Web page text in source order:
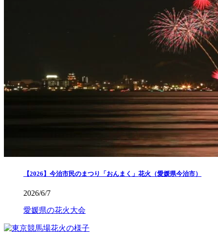
【2026】今治市民のまつり「おんまく」花火（愛媛県今治市）
2026/6/7
愛媛県の花火大会